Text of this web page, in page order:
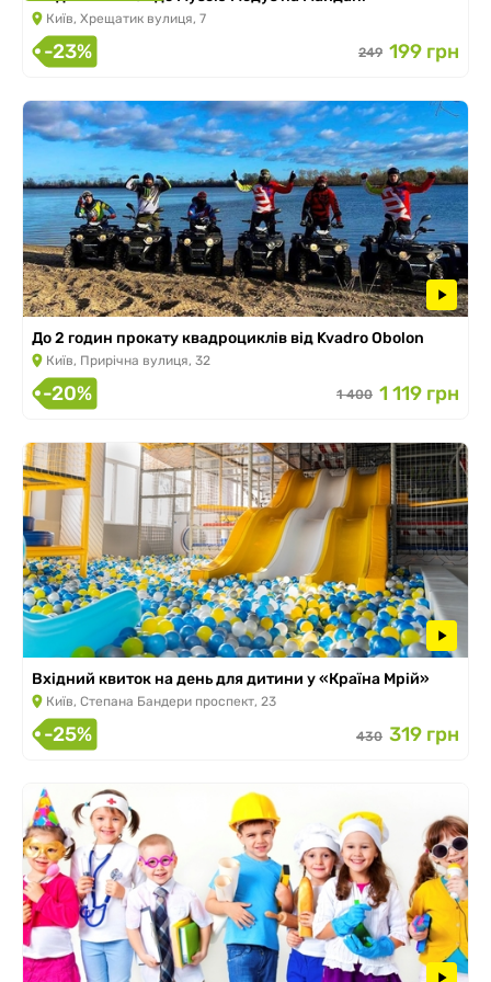
Київ, Хрещатик вулиця, 7
-23% 249 199 грн
До 2 годин прокату квадроциклів від Kvadro Obolon
Київ, Прирічна вулиця, 32
-20% 1 400 1 119 грн
Вхідний квиток на день для дитини у «Країна Мрій»
Київ, Степана Бандери проспект, 23
-25% 430 319 грн